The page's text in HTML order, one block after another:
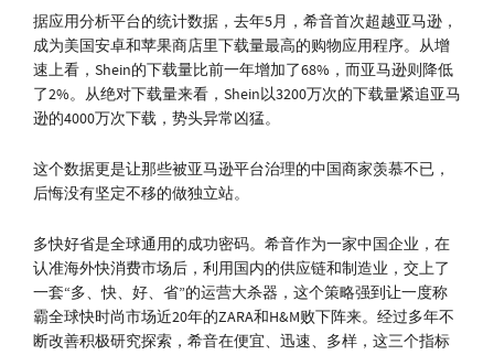
据应用分析平台的统计数据，去年5月，希音首次超越亚马逊，
成为美国安卓和苹果商店里下载量最高的购物应用程序。从增
速上看，Shein的下载量比前一年增加了68%，而亚马逊则降低
了2%。从绝对下载量来看，Shein以3200万次的下载量紧追亚马
逊的4000万次下载，势头异常凶猛。
这个数据更是让那些被亚马逊平台治理的中国商家羡慕不已，
后悔没有坚定不移的做独立站。
多快好省是全球通用的成功密码。希音作为一家中国企业，在
认准海外快消费市场后，利用国内的供应链和制造业，交上了
一套“多、快、好、省”的运营大杀器，这个策略强到让一度称
霸全球快时尚市场近20年的ZARA和H&M败下阵来。经过多年不
断改善积极研究探索，希音在便宜、迅速、多样，这三个指标